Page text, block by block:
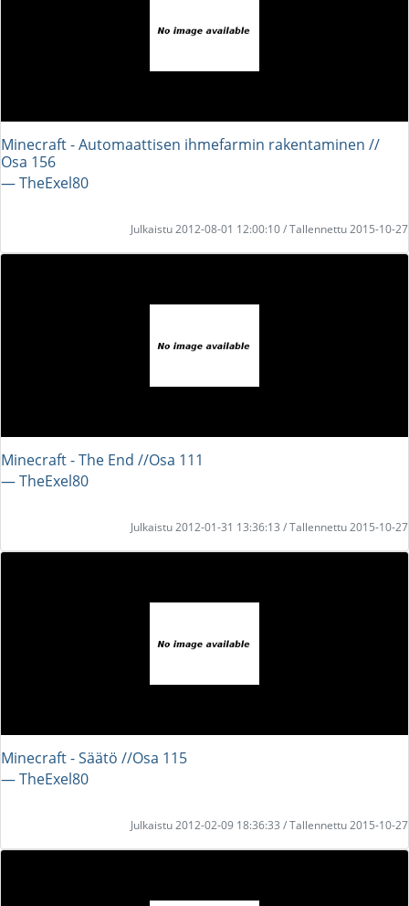
Minecraft - Automaattisen ihmefarmin rakentaminen //
Osa 156
― TheExel80
Julkaistu 2012-08-01 12:00:10 / Tallennettu 2015-10-27
Minecraft - The End //Osa 111
― TheExel80
Julkaistu 2012-01-31 13:36:13 / Tallennettu 2015-10-27
Minecraft - Säätö //Osa 115
― TheExel80
Julkaistu 2012-02-09 18:36:33 / Tallennettu 2015-10-27